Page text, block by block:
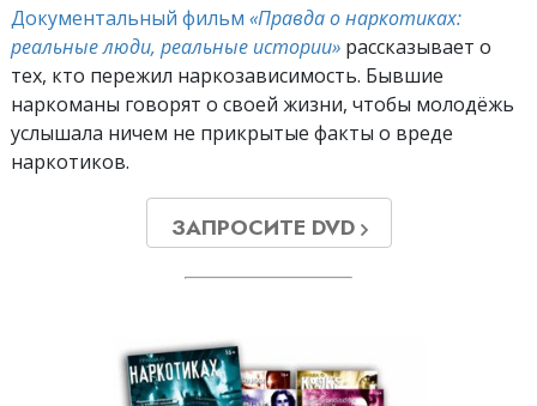
Документальный фильм «Правда о наркотиках:
реальные люди, реальные истории» рассказывает о
тех, кто пережил наркозависимость. Бывшие
наркоманы говорят о своей жизни, чтобы молодёжь
услышала ничем не прикрытые факты о вреде
наркотиков.
ЗАПРОСИТЕ DVD